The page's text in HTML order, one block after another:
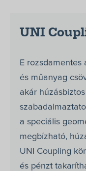
UNI
E
és műanyag
akár
a speciális
megbízható,
UNI Coupling
és pénzt